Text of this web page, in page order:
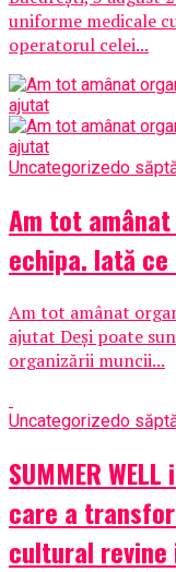
uniforme medicale
operatorul celei...
Uncategorizedo
Am tot
echipa. Iată
Am tot amânat
ajutat Deși poate
organizării muncii...
Uncategorizedo
SUMMER
care a
cultural revine